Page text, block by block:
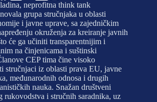
neprofitna think tank
grupa stručnjaka u oblasti
i javne uprave, sa zajedničkim
okruženja za kreiranje javnih
će ga učiniti transparentnijim i
na činjenicama i suštinski
CEP tima čine visoko
stručnjaci iz oblasti prava EU, javne
međunarodnih odnosa i drugih
nauka. Snažan društveni
rukovodstva i stručnih saradnika, uz